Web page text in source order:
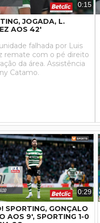
0:15
JOGADA, L.
AOS 42'
falhada por Luis
remate com o pé direito
da área. Assistência
Catamo.
0:29
SPORTING, GONÇALO
AOS 9', SPORTING 1-0